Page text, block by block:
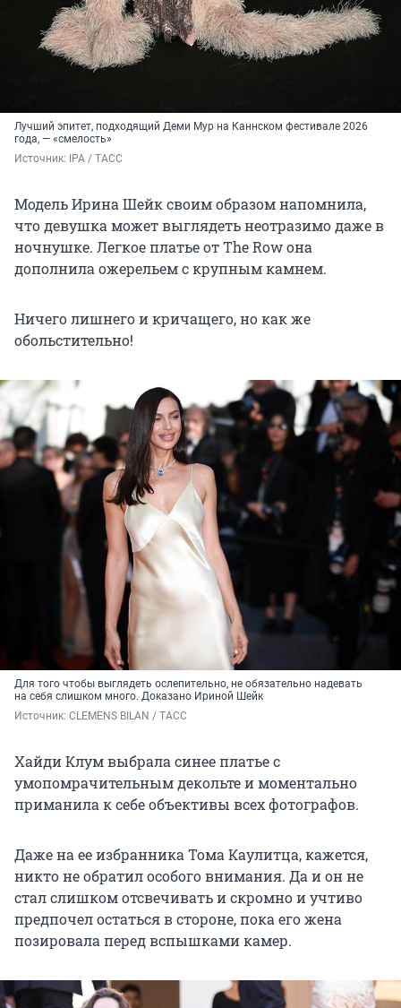
Лучший эпитет, подходящий Деми Мур на Каннском фестивале 2026
года, — «смелость»
Источник:
IPA / ТАСС
Модель Ирина Шейк своим образом напомнила,
что девушка может выглядеть неотразимо даже в
ночнушке. Легкое платье от The Row она
дополнила ожерельем с крупным камнем.
Ничего лишнего и кричащего, но как же
обольстительно!
Для того чтобы выглядеть ослепительно, не обязательно надевать
на себя слишком много. Доказано Ириной Шейк
Источник: CLEMENS BILAN / ТАСС
Хайди Клум выбрала синее платье с
умопомрачительным декольте и моментально
приманила к себе объективы всех фотографов.
Даже на ее избранника Тома Каулитца, кажется,
никто не обратил особого внимания. Да и он не
стал слишком отсвечивать и скромно и учтиво
предпочел остаться в стороне, пока его жена
позировала перед вспышками камер.